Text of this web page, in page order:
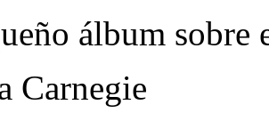
álbum sobre
Carnegie